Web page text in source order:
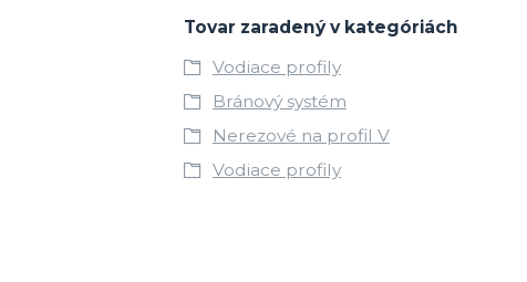
Tovar zaradený v kategóriách
Vodiace profily
Bránový systém
Nerezové na profil V
Vodiace profily